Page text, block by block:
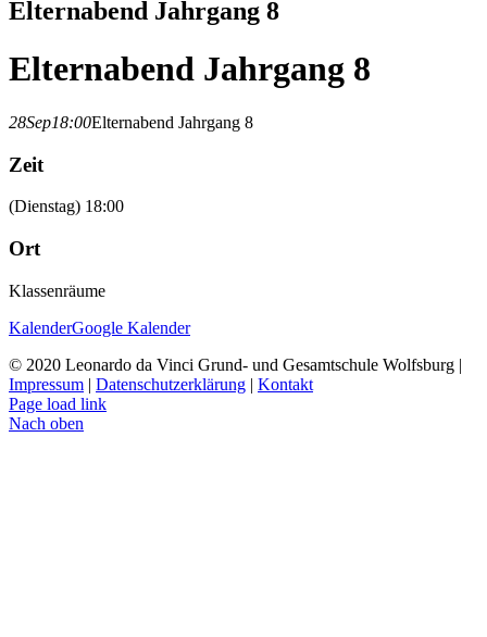
Elternabend Jahrgang 8
Elternabend Jahrgang 8
28Sep18:00Elternabend Jahrgang 8
Zeit
(Dienstag) 18:00
Ort
Klassenräume
KalenderGoogle Kalender
© 2020 Leonardo da Vinci Grund- und Gesamtschule Wolfsburg |
Impressum | Datenschutzerklärung | Kontakt
Page load link
Nach oben